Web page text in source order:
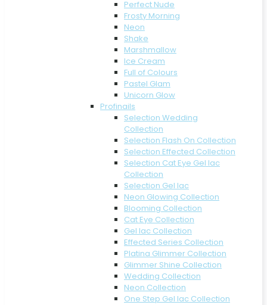
Perfect Nude
Frosty Morning
Neon
Shake
Marshmallow
Ice Cream
Full of Colours
Pastel Glam
Unicorn Glow
Profinails
Selection Wedding
Collection
Selection Flash On Collection
Selection Effected Collection
Selection Cat Eye Gel lac
Collection
Selection Gel lac
Neon Glowing Collection
Blooming Collection
Cat Eye Collection
Gel lac Collection
Effected Series Collection
Platina Glimmer Collection
Glimmer Shine Collection
Wedding Collection
Neon Collection
One Step Gel lac Collection